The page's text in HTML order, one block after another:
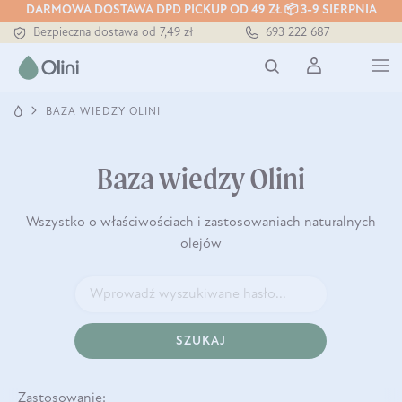
DARMOWA DOSTAWA DPD PICKUP OD 49 ZŁ 📦 3-9 SIERPNIA
Tłoczony zawsze na zimno
Bezpieczna dostawa od 7,49 zł
Tłoczony zawsze na zimno
693 222 687
BAZA WIEDZY OLINI
Baza wiedzy Olini
Wszystko o właściwościach i zastosowaniach naturalnych
olejów
SZUKAJ
Zastosowanie: